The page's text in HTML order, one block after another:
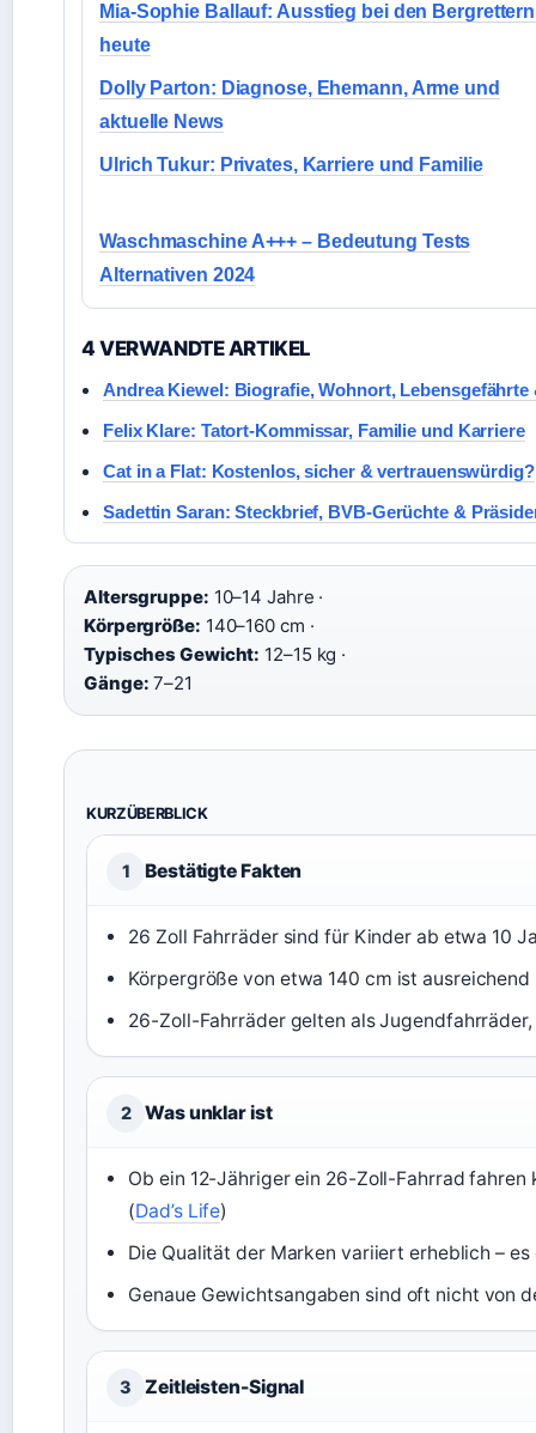
Mia-Sophie Ballauf: Ausstieg bei den
heute
Dolly Parton: Diagnose, Ehemann, Arme und
aktuelle News
Ulrich Tukur: Privates, Karriere und Familie
Waschmaschine A+++ – Bedeutung Tests
Alternativen 2024
4 VERWANDTE ARTIKEL
Andrea Kiewel: Biografie, Wohnort,
Felix Klare: Tatort-Kommissar, Familie und Karriere
Cat in a Flat: Kostenlos, sicher & vertrauenswürdig?
Sadettin Saran: Steckbrief, BVB-Gerüchte &
Altersgruppe: 10–14 Jahre ·
Körpergröße: 140–160 cm ·
Typisches Gewicht: 12–15 kg ·
Gänge: 7–21
KURZÜBERBLICK
1 Bestätigte Fakten
26 Zoll Fahrräder sind für Kinder ab etwa 10
Körpergröße von etwa 140 cm ist ausreichend
26-Zoll-Fahrräder gelten als
2 Was unklar ist
Ob ein 12-Jähriger ein 26-Zoll-Fahrrad
(Dad’s Life)
Die Qualität der Marken variiert erheblich –
Genaue Gewichtsangaben sind oft nicht von
3 Zeitleisten-Signal